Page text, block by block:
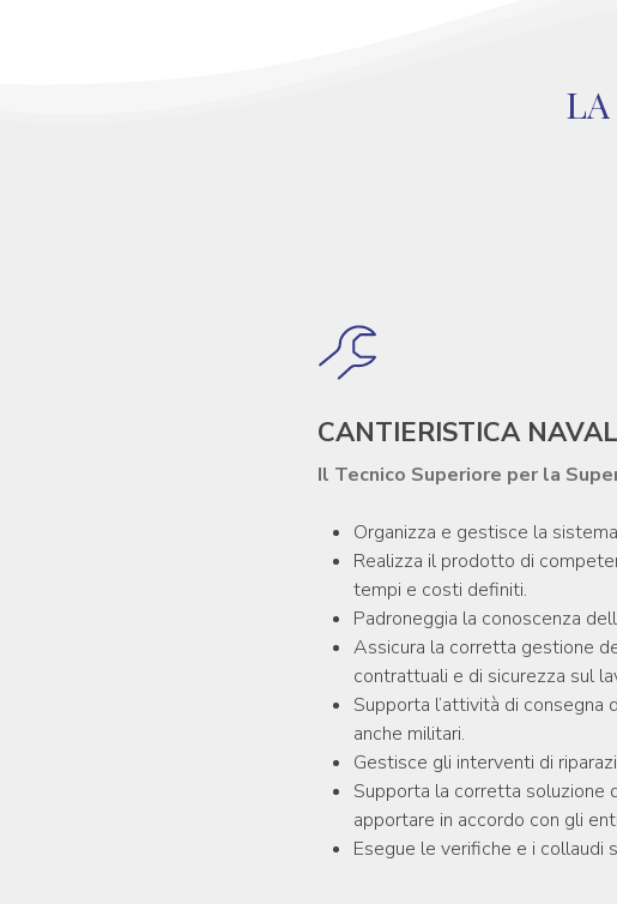
CANTIERISTICA
Il Tecnico Superiore per la
Organizza e gestisce la
Realizza il prodotto di
tempi e costi definiti.
Padroneggia la conoscenza
Assicura la corretta gestione
contrattuali e di sicurezza sul
Supporta l’attività di
anche militari.
Gestisce gli interventi di
Supporta la corretta soluzione
apportare in accordo con gli
Esegue le verifiche e i collaudi